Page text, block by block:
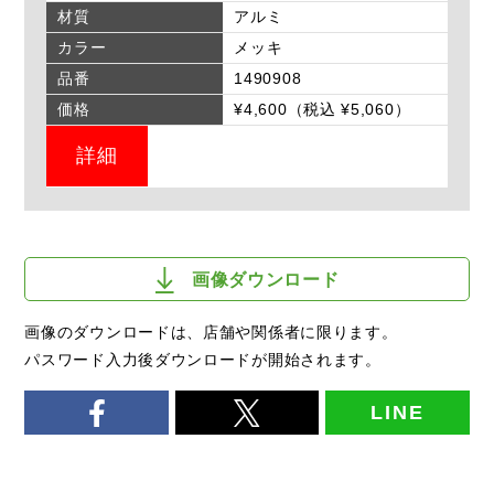
材質
アルミ
カラー
メッキ
品番
1490908
価格
¥4,600（税込 ¥5,060）
詳細
画像ダウンロード
画像のダウンロードは、店舗や関係者に限ります。
パスワード入力後ダウンロードが開始されます。
LINE